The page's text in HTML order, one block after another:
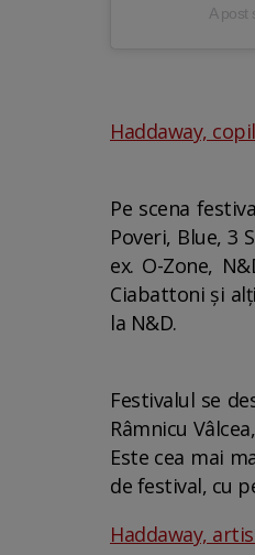
A post
Haddaway,
Pe scena
Poveri, Blue, 3
ex. O-Zone,
Ciabattoni și
la N&D.
Festivalul se
Râmnicu
Este cea mai
de festival, cu
Haddaway,